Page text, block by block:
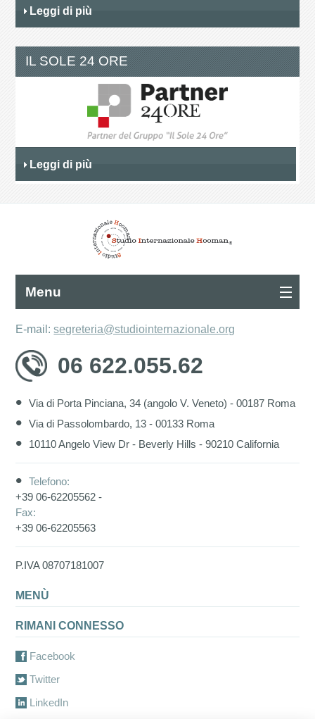
Leggi di più
IL SOLE 24 ORE
Leggi di più
Menu
E-mail: segreteria@studiointernazionale.org
06 622.055.62
Via di Porta Pinciana, 34 (angolo V. Veneto) - 00187 Roma
Via di Passolombardo, 13 - 00133 Roma
10110 Angelo View Dr - Beverly Hills - 90210 California
Telefono:
+39 06-62205562 -
Fax:
+39 06-62205563
P.IVA 08707181007
MENÙ
RIMANI CONNESSO
Facebook
Twitter
LinkedIn